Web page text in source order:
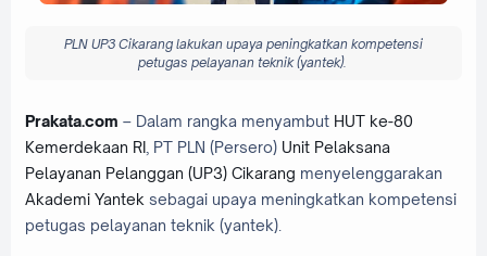
PLN UP3 Cikarang lakukan upaya peningkatkan kompetensi
petugas pelayanan teknik (yantek).
Prakata.com – Dalam rangka menyambut HUT ke-80
Kemerdekaan RI , PT PLN (Persero) Unit Pelaksana
Pelayanan Pelanggan (UP3) Cikarang menyelenggarakan
Akademi Yantek sebagai upaya meningkatkan kompetensi
petugas pelayanan teknik (yantek).